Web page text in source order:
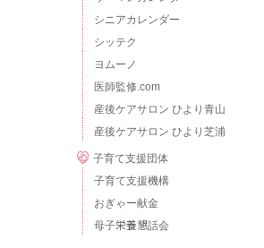
シニアカレンダー
シッテク
ヨムーノ
医師監修.com
産後ケアサロン ひより青山
産後ケアサロン ひより芝浦
子育て支援団体
子育て支援機構
おぎゃー献金
母子栄養懇話会